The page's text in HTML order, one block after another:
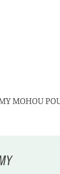
MOHOU